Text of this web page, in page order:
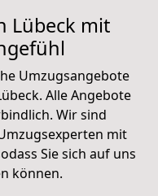
Lübeck mit
Umzugsangebote
Alle Angebote
Wir sind
mit
Sie sich auf uns
können.